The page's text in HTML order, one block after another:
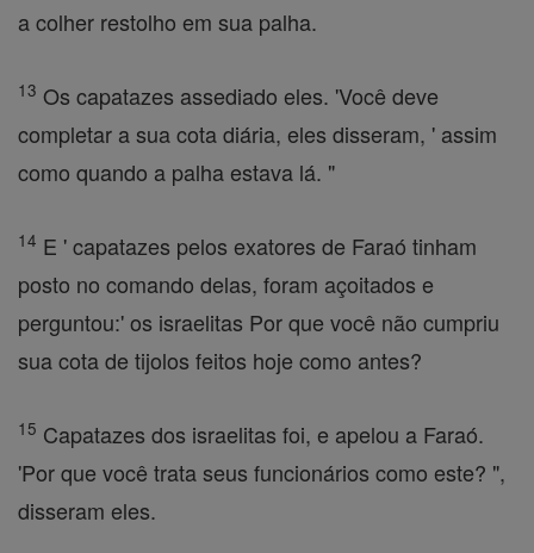
a colher restolho em sua palha.
13 Os capatazes assediado eles. 'Você deve
completar a sua cota diária, eles disseram, ' assim
como quando a palha estava lá. "
14 E ' capatazes pelos exatores de Faraó tinham
posto no comando delas, foram açoitados e
perguntou:' os israelitas Por que você não cumpriu
sua cota de tijolos feitos hoje como antes?
15 Capatazes dos israelitas foi, e apelou a Faraó.
'Por que você trata seus funcionários como este? ",
disseram eles.